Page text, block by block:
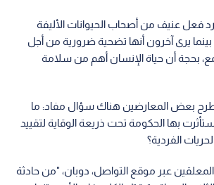
فعل عنيف من أصحاب الحيوانات الأليفة
يرى آخرون أنها تضحية ضرورية من أجل
بحجة أن حياة الإنسان أهم من سلامة
طرح بعض المعارضين هناك سؤال مفاد: ما
بها الحكومة تحت ذريعة الوقاية لتقييد
الفردية؟
عبر موقع التواصل، دوبان، "من حادثة